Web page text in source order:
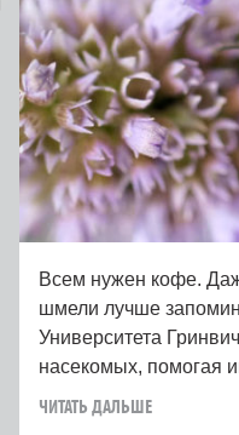
Всем нужен кофе.
шмели лучше
Университета
насекомых, помогая
ЧИТАТЬ ДАЛЬШЕ